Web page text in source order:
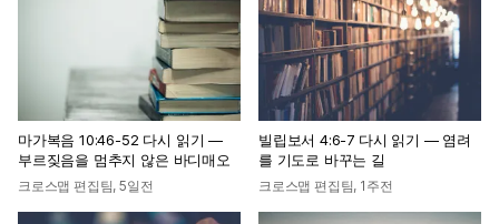
마가복음 10:46-52 다시 읽기 —
부르짖음을 멈추지 않은 바디매오
크로스맵 편집팀,5일전
빌립보서 4:6-7 다시 읽기 — 염려
를 기도로 바꾸는 길
크로스맵 편집팀, 1주전